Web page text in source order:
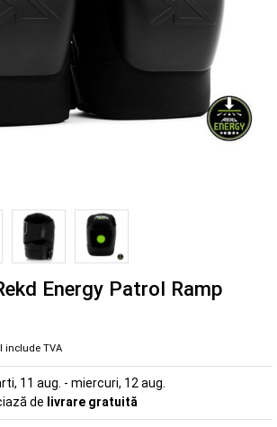
Energy Patrol Ramp
include TVA
11 aug. - miercuri, 12 aug.
de livrare gratuită